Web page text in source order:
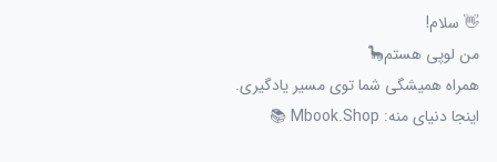
👋 سلام!
من لوپی هستم🦕
همراه همیشگی شما توی مسیر یادگیری.
اینجا دنیای منه: Mbook.Shop 📚